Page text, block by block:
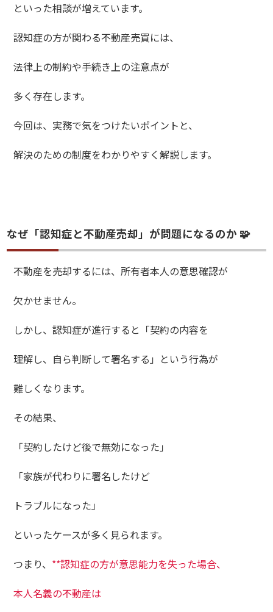
といった相談が増えています。
認知症の方が関わる不動産売買には、
法律上の制約や手続き上の注意点が
多く存在します。
今回は、実務で気をつけたいポイントと、
解決のための制度をわかりやすく解説します。
なぜ「認知症と不動産売却」が問題になるのか 🧩
不動産を売却するには、所有者本人の意思確認が
欠かせません。
しかし、認知症が進行すると「契約の内容を
理解し、自ら判断して署名する」という行為が
難しくなります。
その結果、
「契約したけど後で無効になった」
「家族が代わりに署名したけど
トラブルになった」
といったケースが多く見られます。
つまり、 **認知症の方が意思能力を失った場合、
本人名義の不動産は